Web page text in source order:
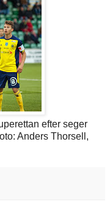
efter seger
Anders Thorsell,